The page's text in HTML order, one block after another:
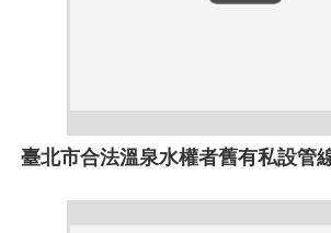
臺北市合法溫泉水權者舊有私設管